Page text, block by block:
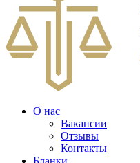
О нас
Вакансии
Отзывы
Контакты
Бланки